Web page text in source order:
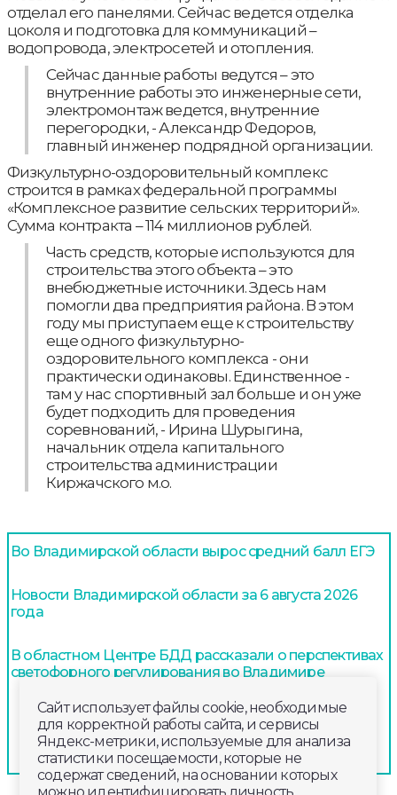
отделал его панелями. Сейчас ведется отделка
цоколя и подготовка для коммуникаций –
водопровода, электросетей и отопления.
Сейчас данные работы ведутся – это
внутренние работы это инженерные сети,
электромонтаж ведется, внутренние
перегородки, - Александр Федоров,
главный инженер подрядной организации.
Физкультурно-оздоровительный комплекс
строится в рамках федеральной программы
«Комплексное развитие сельских территорий».
Сумма контракта – 114 миллионов рублей.
Часть средств, которые используются для
строительства этого объекта – это
внебюджетные источники. Здесь нам
помогли два предприятия района. В этом
году мы приступаем еще к строительству
еще одного физкультурно-
оздоровительного комплекса - они
практически одинаковы. Единственное -
там у нас спортивный зал больше и он уже
будет подходить для проведения
соревнований, - Ирина Шурыгина,
начальник отдела капитального
строительства администрации
Киржачского м.о.
Во Владимирской области вырос средний балл ЕГЭ
Новости Владимирской области за 6 августа 2026
года
В областном Центре БДД рассказали о перспективах
светофорного регулирования во Владимире
Сайт использует файлы cookie, необходимые
для корректной работы сайта, и сервисы
Яндекс-метрики, используемые для анализа
статистики посещаемости, которые не
содержат сведений, на основании которых